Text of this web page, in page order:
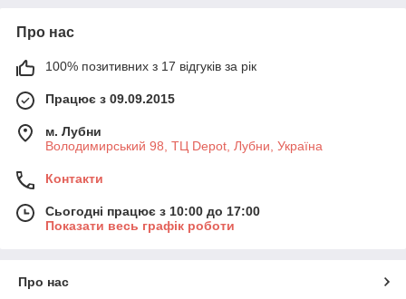
Про нас
100% позитивних з 17 відгуків за рік
Працює з 09.09.2015
м. Лубни
Володимирський 98, ТЦ Depot, Лубни, Україна
Контакти
Сьогодні працює з 10:00 до 17:00
Показати весь графік роботи
Про нас